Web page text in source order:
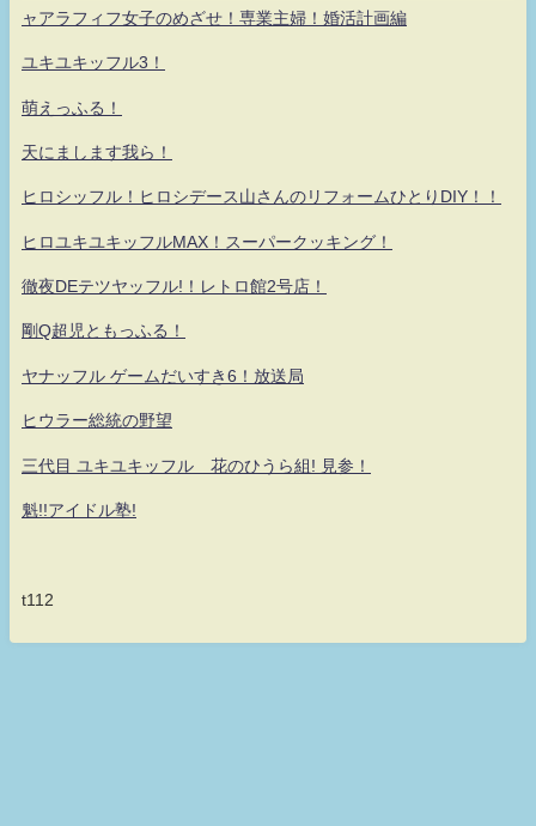
ャアラフィフ女子のめざせ！専業主婦！婚活計画編
ユキユキッフル3！
萌えっふる！
天にまします我ら！
ヒロシッフル！ヒロシデース山さんのリフォームひとりDIY！！
ヒロユキユキッフルMAX！スーパークッキング！
徹夜DEテツヤッフル!！レトロ館2号店！
剛Q超児ともっふる！
ヤナッフル ゲームだいすき6！放送局
ヒウラー総統の野望
三代目 ユキユキッフル 花のひうら組! 見参！
魁!!アイドル塾!
t112